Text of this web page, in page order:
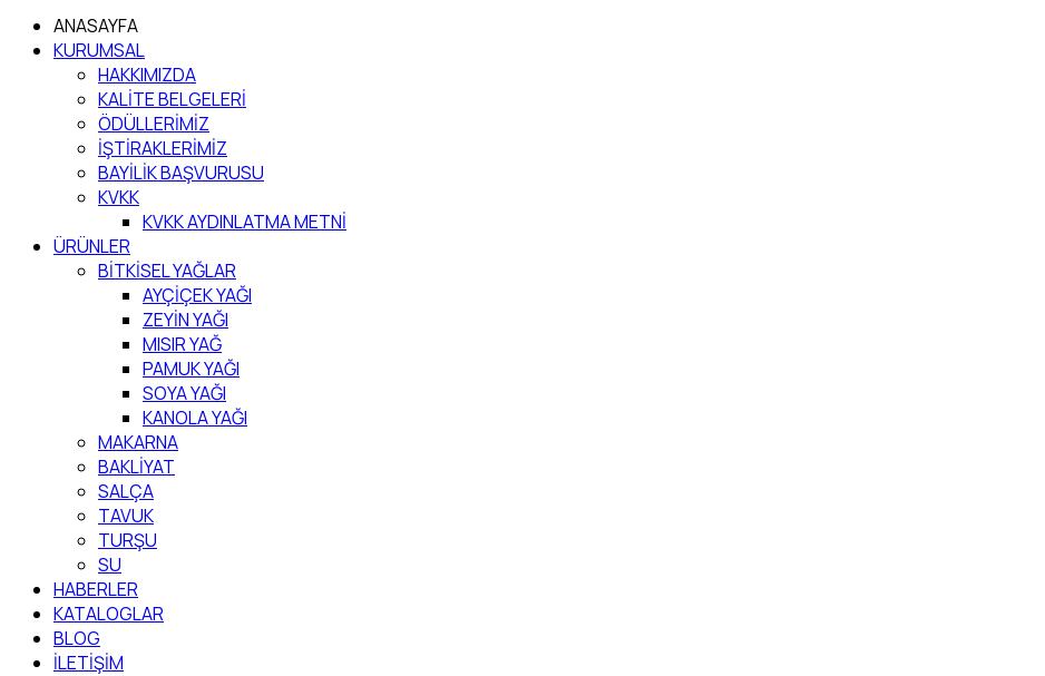
ANASAYFA
KURUMSAL
HAKKIMIZDA
KALİTE BELGELERİ
ÖDÜLLERİMİZ
İŞTİRAKLERİMİZ
BAYİLİK BAŞVURUSU
KVKK
KVKK AYDINLATMA METNİ
ÜRÜNLER
BİTKİSEL YAĞLAR
AYÇİÇEK YAĞI
ZEYİN YAĞI
MISIR YAĞ
PAMUK YAĞI
SOYA YAĞI
KANOLA YAĞI
MAKARNA
BAKLİYAT
SALÇA
TAVUK
TURŞU
SU
HABERLER
KATALOGLAR
BLOG
İLETİŞİM